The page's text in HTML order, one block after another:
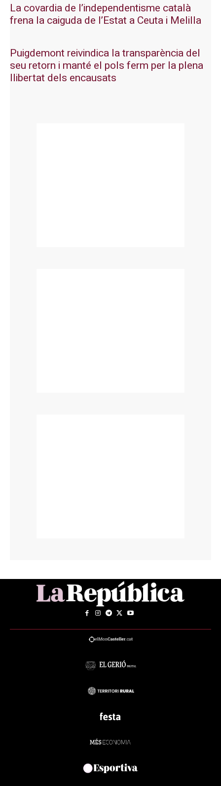
La covardia de l’independentisme català
frena la caiguda de l’Estat a Ceuta i Melilla
Puigdemont reivindica la transparència del
seu retorn i manté el pols ferm per la plena
llibertat dels encausats